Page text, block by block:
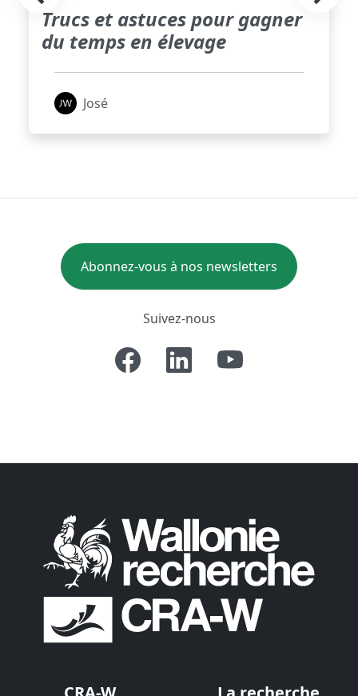
Trucs et astuces pour gagner
du temps en élevage
José
Abonnez-vous à nos newsletters
Suivez-nous